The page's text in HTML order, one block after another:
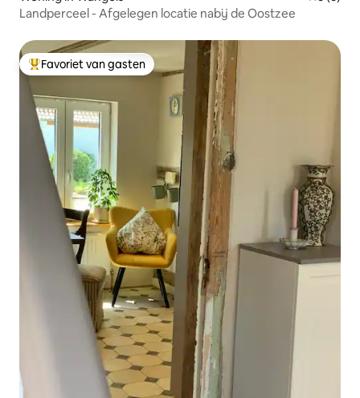
Landperceel - Afgelegen locatie nabij de Oostzee
Topfavoriet van gasten
Favoriet van gasten